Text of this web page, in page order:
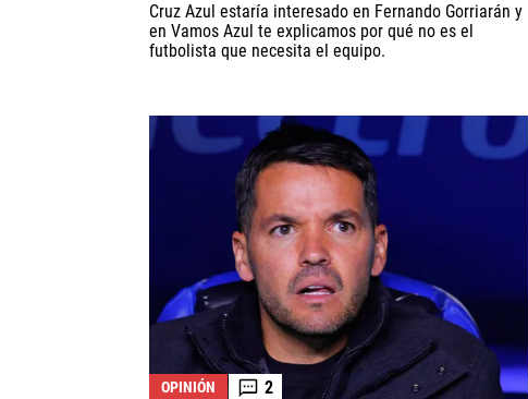
Cruz Azul estaría interesado en Fernando Gorriarán y
en Vamos Azul te explicamos por qué no es el
futbolista que necesita el equipo.
OPINIÓN 2